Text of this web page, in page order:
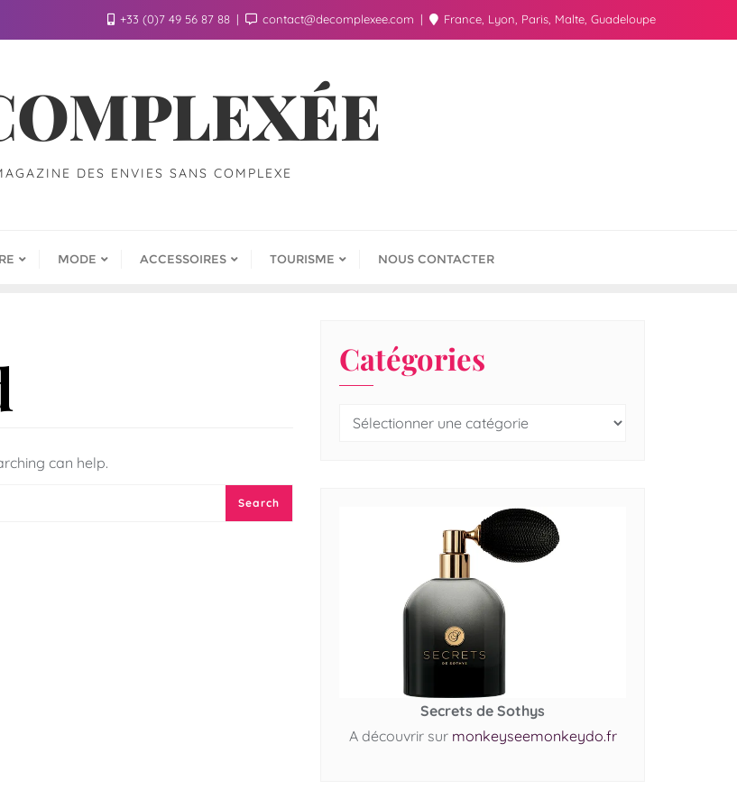
+33 (0)7 49 56 87 88 contact@decomplexee.com France, Lyon, Paris, Malte, Guadeloupe
DES ENVIES SANS COMPLEXE
MODE ACCESSOIRES TOURISME NOUS CONTACTER
can help.
Catégories
Secrets de Sothys
A découvrir sur monkeyseemonkeydo.fr